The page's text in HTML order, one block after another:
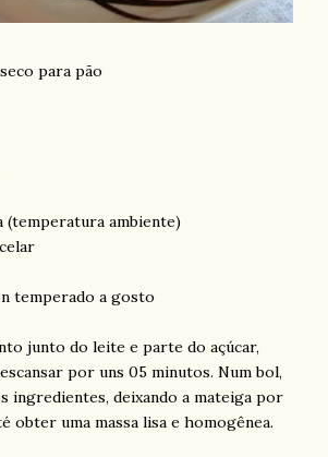
para pão
(temperatura ambiente)
temperado a gosto
junto do leite e parte do açúcar,
por uns 05 minutos. Num bol,
ingredientes, deixando a mateiga por
obter uma massa lisa e homogênea.